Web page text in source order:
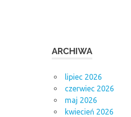
ARCHIWA
lipiec 2026
czerwiec 2026
maj 2026
kwiecień 2026